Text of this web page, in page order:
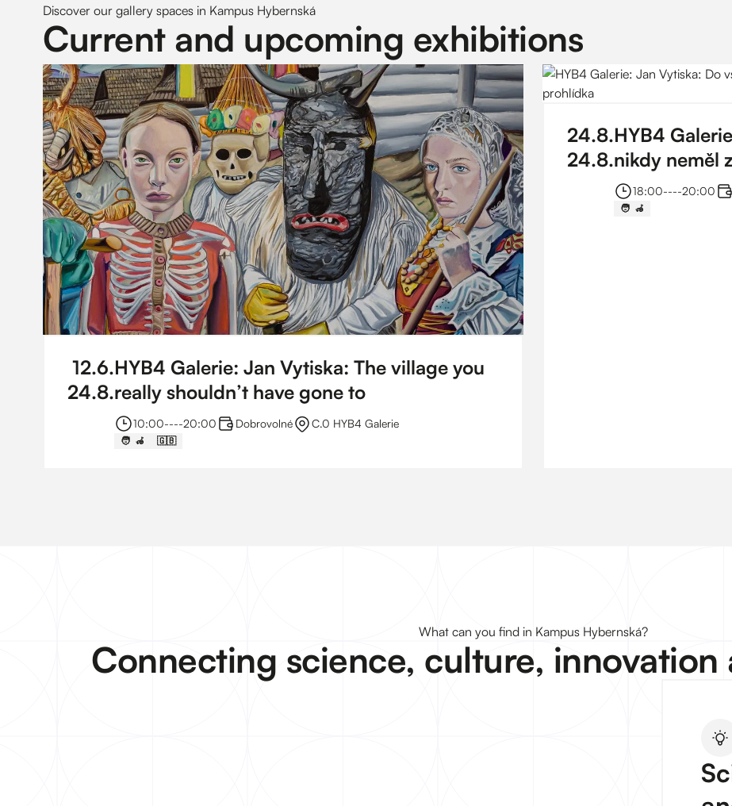
Discover our gallery spaces in Kampus Hybernská
Current and upcoming exhibitions
12.6.
24.8.
HYB4 Galerie: Jan Vytiska: The village you
really shouldn’t have gone to
10:00----20:00 Dobrovolné C.0 HYB4 Galerie
🧑 ‍ 🦽 🇬🇧
24.8.
24.8.
HYB4
nikdy neměl
prohlídka
18:00----20:00
🧑 ‍ 🦽
What can you find in Kampus Hybernská?
Connecting science, culture,